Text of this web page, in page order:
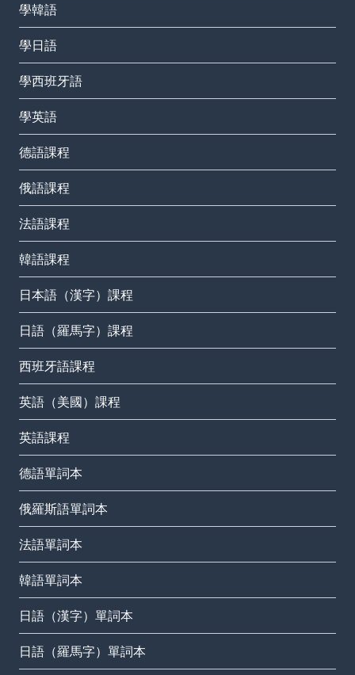
學韓語
學日語
學西班牙語
學英語
德語課程
俄語課程
法語課程
韓語課程
日本語（漢字）課程
日語（羅馬字）課程
西班牙語課程
英語（美國）課程
英語課程
德語單詞本
俄羅斯語單詞本
法語單詞本
韓語單詞本
日語（漢字）單詞本
日語（羅馬字）單詞本